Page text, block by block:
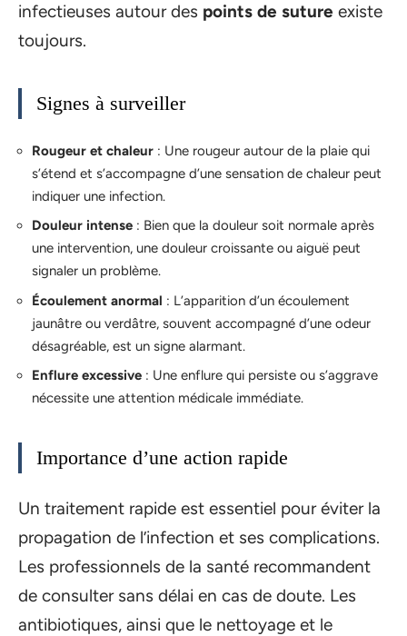
infectieuses autour des points de suture existe
toujours.
Signes à surveiller
Rougeur et chaleur : Une rougeur autour de la plaie qui
s’étend et s’accompagne d’une sensation de chaleur peut
indiquer une infection.
Douleur intense : Bien que la douleur soit normale après
une intervention, une douleur croissante ou aiguë peut
signaler un problème.
Écoulement anormal : L’apparition d’un écoulement
jaunâtre ou verdâtre, souvent accompagné d’une odeur
désagréable, est un signe alarmant.
Enflure excessive : Une enflure qui persiste ou s’aggrave
nécessite une attention médicale immédiate.
Importance d’une action rapide
Un traitement rapide est essentiel pour éviter la
propagation de l’infection et ses complications.
Les professionnels de la santé recommandent
de consulter sans délai en cas de doute. Les
antibiotiques, ainsi que le nettoyage et le